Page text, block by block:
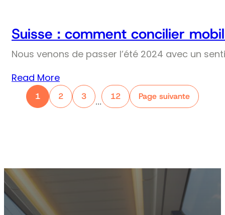
Suisse : comment concilier
Nous venons de passer l’été 2024 avec un
Read More
1 2 3
…
12 Page suivante